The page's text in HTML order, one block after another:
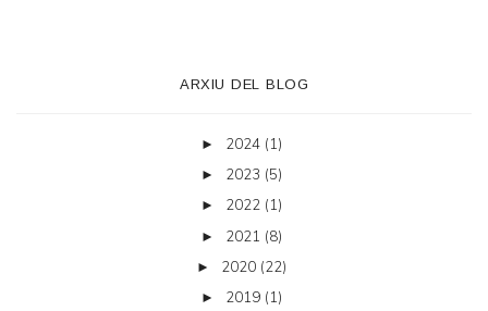
ARXIU DEL BLOG
► 2024 (1)
► 2023 (5)
► 2022 (1)
► 2021 (8)
► 2020 (22)
► 2019 (1)